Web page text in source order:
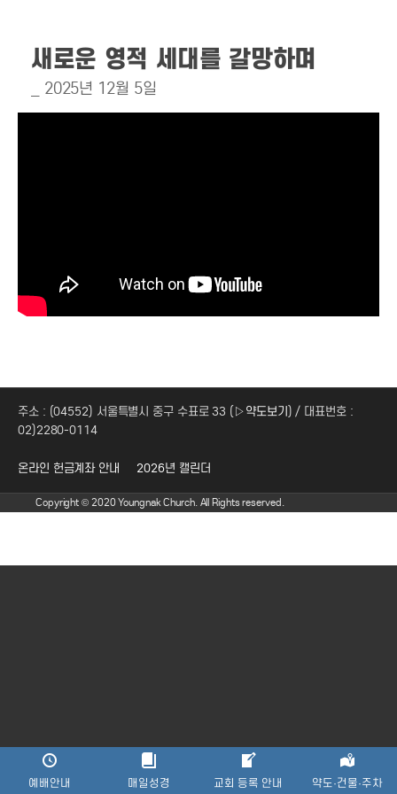
새로운 영적 세대를 갈망하며
_ 2025년 12월 5일
주소 : (04552) 서울특별시 중구 수표로 33 (▷약도보기 ) / 대표번호 :
02)2280-0114
온라인 헌금계좌 안내 2026년 캘린더
Copyright © 2020 Youngnak Church. All Rights reserved.
예배안내 매일성경 교회 등록 안내 약도·건물·주차